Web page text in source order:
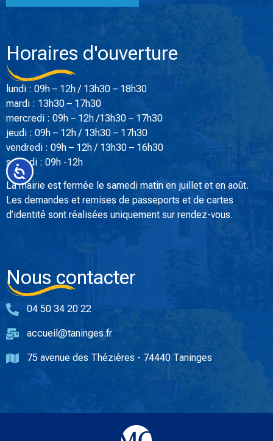
Accessibilité
Horaires d'ouverture
lundi : 09h – 12h / 13h30 – 18h30
mardi : 13h30 – 17h30
mercredi : 09h – 12h /13h30 – 17h30
jeudi : 09h – 12h / 13h30 – 17h30
vendredi : 09h – 12h / 13h30 – 16h30
samedi : 09h -12h
La mairie est fermée le samedi matin en juillet et en août.
Les demandes et remises de passeports et de cartes
d’identité sont réalisées uniquement sur rendez-vous.
Nous contacter
04 50 34 20 22
accueil@taninges.fr
75 avenue des Thézières - 74440 Taninges